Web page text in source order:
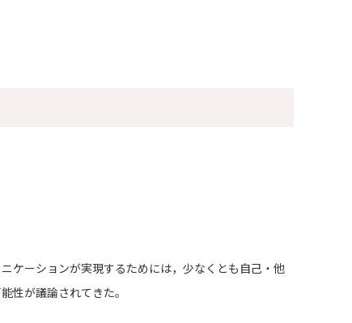
ケーションが実現するためには，少なくとも自己・他
性が議論されてきた。